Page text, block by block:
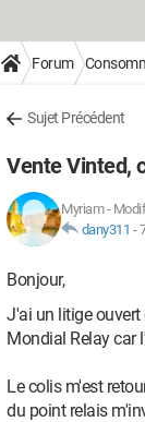
Forum
Sujet Précédent
Vente Vinted,
Myriam-
dany311 -
Bonjour,
J'ai un litige ouvert
Mondial Relay car
Le colis m'est
du point relais